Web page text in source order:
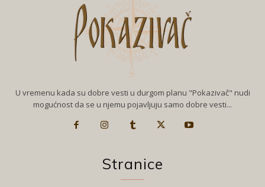
U vremenu kada su dobre vesti u durgom planu "Pokazivač" nudi
mogućnost da se u njemu pojavljuju samo dobre vesti...
Stranice